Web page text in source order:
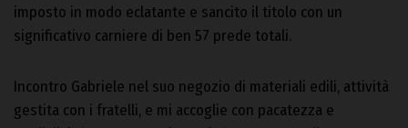
imposto in modo eclatante e sancito il titolo con un
significativo carniere di ben 57 prede totali.
Incontro Gabriele nel suo negozio di materiali edili, attività
gestita con i fratelli, e mi accoglie con pacatezza e